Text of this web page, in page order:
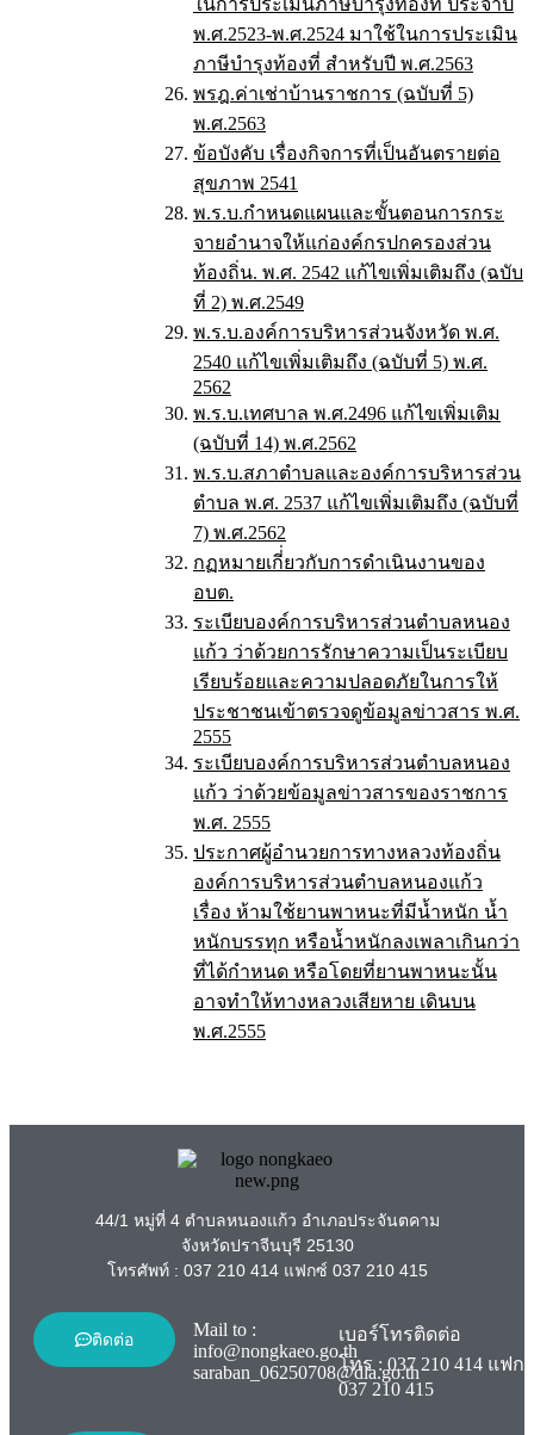
ในการประเมินภาษีบำรุงท้องที่ ประจำปี
พ.ศ.2523-พ.ศ.2524 มาใช้ในการประเมิน
ภาษีบำรุงท้องที่ สำหรับปี พ.ศ.2563
พรฎ.ค่าเช่าบ้านราชการ (ฉบับที่ 5)
พ.ศ.2563
ข้อบังคับ เรื่องกิจการที่เป็นอันตรายต่อ
สุขภาพ 2541
พ.ร.บ.กำหนดแผนและขั้นตอนการกระ
จายอำนาจให้แก่องค์กรปกครองส่วน
ท้องถิ่น. พ.ศ. 2542 แก้ไขเพิ่มเติมถึง (ฉบับ
ที่ 2) พ.ศ.2549
พ.ร.บ.องค์การบริหารส่วนจังหวัด พ.ศ.
2540 แก้ไขเพิ่มเติมถึง (ฉบับที่ 5) พ.ศ.
2562
พ.ร.บ.เทศบาล พ.ศ.2496 แก้ไขเพิ่มเติม
(ฉบับที่ 14) พ.ศ.2562
พ.ร.บ.สภาตำบลและองค์การบริหารส่วน
ตำบล พ.ศ. 2537 แก้ไขเพิ่มเติมถึง (ฉบับที่
7) พ.ศ.2562
กฏหมายเกี่่ยวกับการดำเนินงานของ
อบต.
ระเบียบองค์การบริหารส่วนตำบลหนอง
แก้ว ว่าด้วยการรักษาความเป็นระเบียบ
เรียบร้อยและความปลอดภัยในการให้
ประชาชนเข้าตรวจดูข้อมูลข่าวสาร พ.ศ.
2555
ระเบียบองค์การบริหารส่วนตำบลหนอง
แก้ว ว่าด้วยข้อมูลข่าวสารของราชการ
พ.ศ. 2555
ประกาศผู้อำนวยการทางหลวงท้องถิ่น
องค์การบริหารส่วนตำบลหนองแก้ว
เรื่อง ห้ามใช้ยานพาหนะที่มีน้ำหนัก น้ำ
หนักบรรทุก หรือน้ำหนักลงเพลาเกินกว่า
ที่ได้กำหนด หรือโดยที่ยานพาหนะนั้น
อาจทำให้ทางหลวงเสียหาย เดินบน
พ.ศ.2555
44/1 หมู่ที่ 4 ตำบลหนองแก้ว อำเภอประจันตคาม
จังหวัดปราจีนบุรี 25130
โทรศัพท์ : 037 210 414แฟกซ์ 037 210 415
ติดต่อ
Mail to :
info@nongkaeo.go.th
saraban_06250708@dla.go.th
เบอร์โทรติดต่อ
โทร : 037 210 414แฟก
037 210 415